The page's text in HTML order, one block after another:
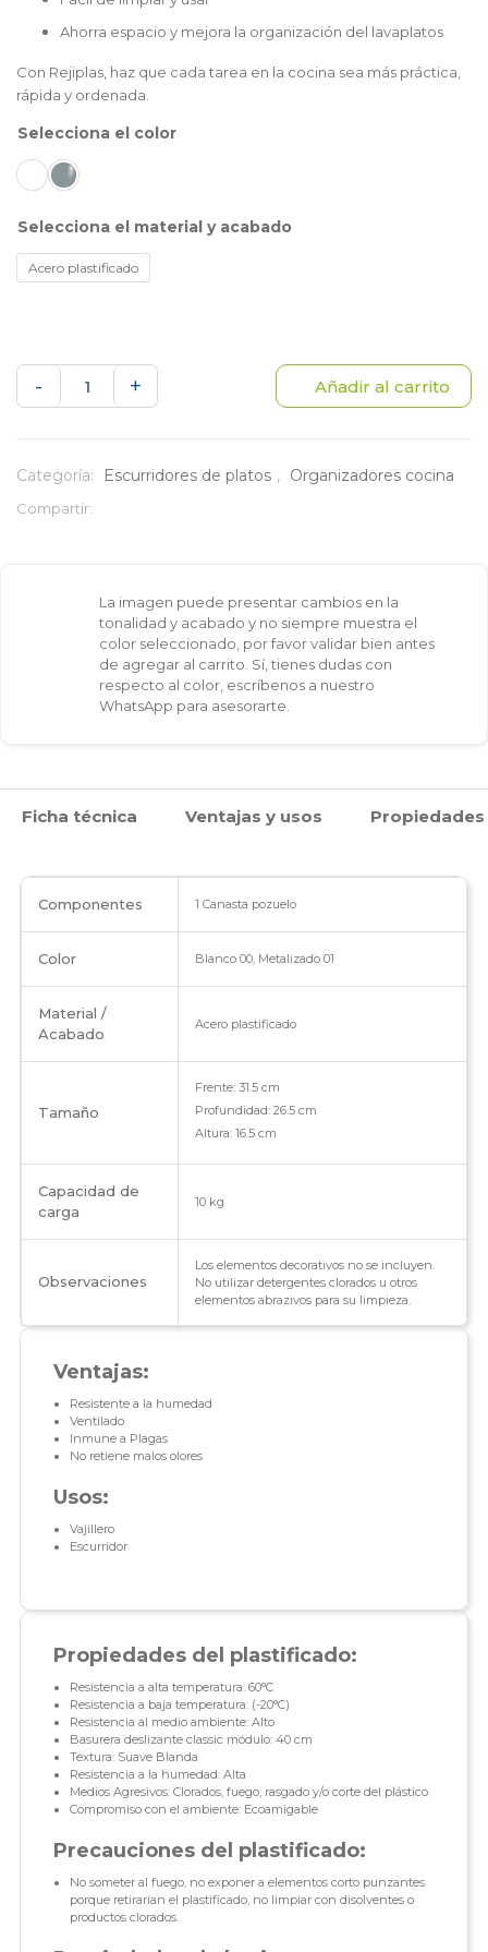
Ahorra espacio y mejora la organización del lavaplatos
Con Rejiplas, haz que cada tarea en la cocina sea más práctica,
rápida y ordenada.
color
material y acabado
Acero plastificado
-
Canasta
cantidad
+ Añadir al carrito
Categoría: Escurridores de platos , Organizadores cocina
Compartir:
La imagen puede presentar cambios en la
tonalidad y acabado y no siempre muestra el
color seleccionado, por favor validar bien antes
de agregar al carrito. Sí, tienes dudas con
respecto al color, escríbenos a nuestro
WhatsApp para asesorarte.
Ficha técnica Ventajas y usos Propiedades
Componentes 1 Canasta pozuelo
Color Blanco 00, Metalizado 01
Material /
Acabado
Acero plastificado
Tamaño
Frente: 31.5 cm
Profundidad: 26.5 cm
Altura: 16.5 cm
Capacidad de
carga
10 kg
Observaciones
Los elementos decorativos no se incluyen.
No utilizar detergentes clorados u otros
elementos abrazivos para su limpieza.
Ventajas:
Resistente a la humedad
Ventilado
Inmune a Plagas
No retiene malos olores
Usos:
Vajillero
Escurridor
Propiedades del plastificado:
Resistencia a alta temperatura: 60°C
Resistencia a baja temperatura: (-20°C)
Resistencia al medio ambiente: Alto
Basurera deslizante classic módulo: 40 cm
Textura: Suave Blanda
Resistencia a la humedad: Alta
Medios Agresivos: Clorados, fuego, rasgado y/o corte del plástico
Compromiso con el ambiente: Ecoamigable
Precauciones del plastificado:
No someter al fuego, no exponer a elementos corto punzantes
porque retirarían el plastificado, no limpiar con disolventes o
productos clorados.